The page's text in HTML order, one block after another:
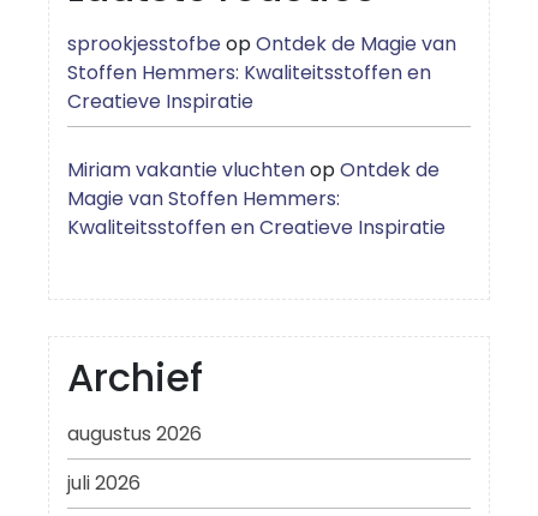
sprookjesstofbeopOntdek de Magie van
Stoffen Hemmers: Kwaliteitsstoffen en
Creatieve Inspiratie
Miriam vakantie vluchtenopOntdek de
Magie van Stoffen Hemmers:
Kwaliteitsstoffen en Creatieve Inspiratie
Archief
augustus 2026
juli 2026